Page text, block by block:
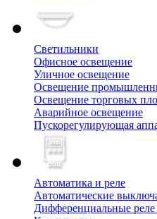
Светильники
Офисное освещение
Уличное освещение
Освещение
Освещение торговых
Аварийное освещение
Пускорегулирующая
Автоматика и реле
Автоматические
Дифференциальные